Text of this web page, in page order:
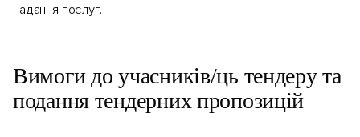
надання послуг.
Вимоги до учасників/ць тендеру та
подання тендерних пропозицій